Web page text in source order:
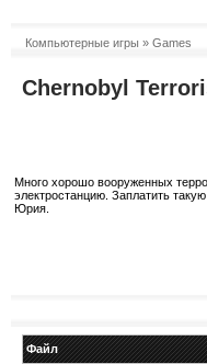
Компьютерные игры » Games
Chernobyl
Много хорошо вооруженных
электростанцию. Заплатить
Юрия.
Файл